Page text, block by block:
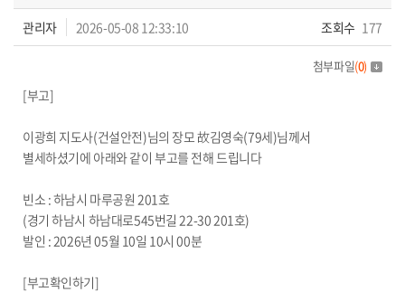
관리자 2026-05-08 12:33:10 조회수 177
첨부파일(0)
[부고]
이광희 지도사(건설안전)님의 장모 故김영숙(79세)님께서
별세하셨기에 아래와 같이 부고를 전해 드립니다
빈소 : 하남시 마루공원 201호
(경기 하남시 하남대로545번길 22-30 201호)
발인 : 2026년 05월 10일 10시 00분
[부고확인하기]